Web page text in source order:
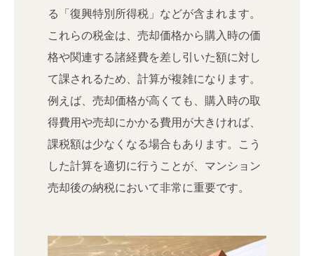
る「復興特別所得税」などが含まれます。
これらの税金は、売却価格から購入時の価
格や関連する諸経費を差し引いた額に対し
て課されるため、計算が複雑になります。
例えば、売却価格が高くても、購入時の取
得費用や売却にかかる費用が大きければ、
課税額は少なくなる場合もあります。こう
した計算を適切に行うことが、マンション
売却後の納税において非常に重要です。